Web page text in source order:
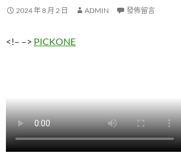
2024 年 8 月 2 日 ADMIN 發佈留言
<!– –> PICKONE